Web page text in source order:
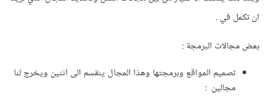
ان تكمل في .
بعض مجالات البرمجة :
تصميم المواقع وبرمجتها وهذا المجال ينقسم الى اثنين ويخرج لنا
مجالين :